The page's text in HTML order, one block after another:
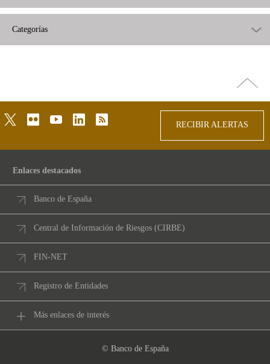
Categorías
arriba
twitterflickr youtubelinkedinrss
RECIBIR ALERTAS
Enlaces destacados
Banco de España
Central de Información de Riesgos (CIRBE)
FIN-NET
Registro de Entidades
Más enlaces de interés
© Banco de España